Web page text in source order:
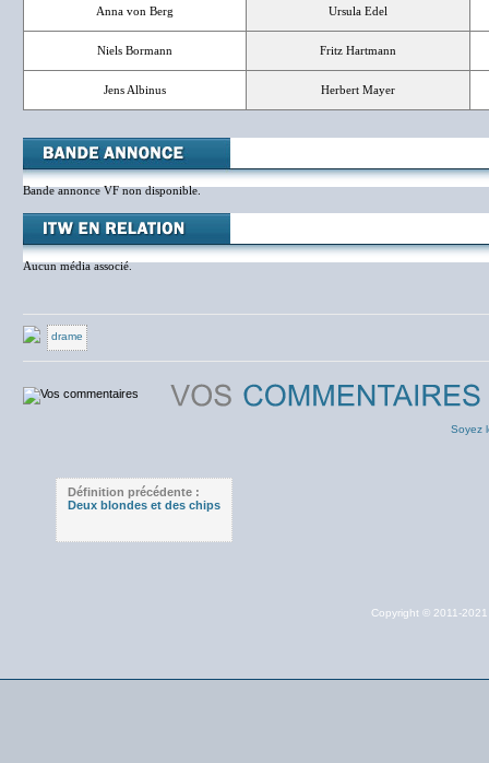
Anna von Berg Ursula Edel
Niels Bormann Fritz Hartmann
Jens Albinus Herbert Mayer
Bande annonce VF non disponible.
Aucun média associé.
drame
Soyez
Définition précédente :
Deux blondes et des chips
Copyright © 2011-